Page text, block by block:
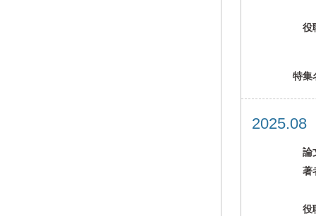
役
特集
論
著
役